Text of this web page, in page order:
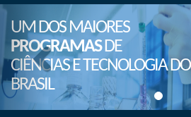
UM DOS MAIORES
PROGRAMASDE
CIÊNCIAS E TECNOLOGIA DO
BRASIL